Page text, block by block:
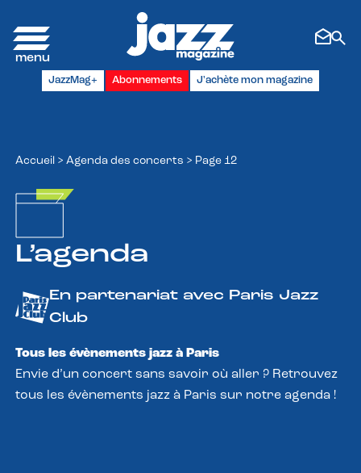
JazzMag+ Abonnements J'achète mon magazine
Accueil > Agenda des concerts > Page 12
L’agenda
En partenariat avec Paris Jazz
Club
Tous les évènements jazz à Paris
Envie d’un concert sans savoir où aller ? Retrouvez
tous les évènements jazz à Paris sur notre agenda !